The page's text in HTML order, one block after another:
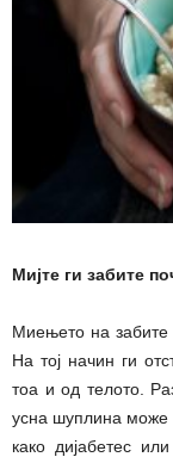
Мијте ги забите
Миењето на забите
На тој начин ги
тоа и од телото.
усна шуплина може
како дијабетес